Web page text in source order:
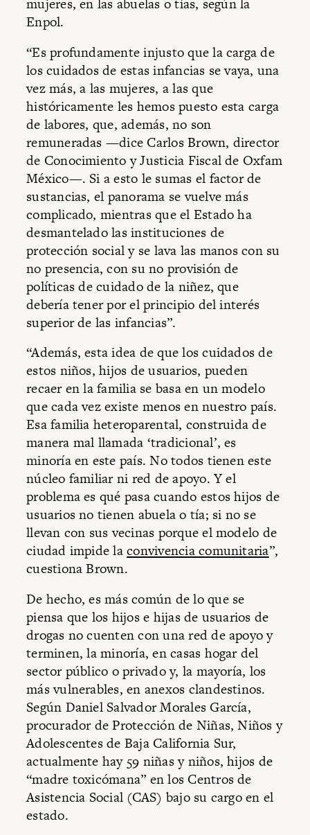
mujeres, en las abuelas o tías, según la
Enpol.
“Es profundamente injusto que la carga de
los cuidados de estas infancias se vaya, una
vez más, a las mujeres, a las que
históricamente les hemos puesto esta carga
de labores, que, además, no son
remuneradas —dice Carlos Brown, director
de Conocimiento y Justicia Fiscal de Oxfam
México—. Si a esto le sumas el factor de
sustancias, el panorama se vuelve más
complicado, mientras que el Estado ha
desmantelado las instituciones de
protección social y se lava las manos con su
no presencia, con su no provisión de
políticas de cuidado de la niñez, que
debería tener por el principio del interés
superior de las infancias”.
“Además, esta idea de que los cuidados de
estos niños, hijos de usuarios, pueden
recaer en la familia se basa en un modelo
que cada vez existe menos en nuestro país.
Esa familia heteroparental, construida de
manera mal llamada ‘tradicional’, es
minoría en este país. No todos tienen este
núcleo familiar ni red de apoyo. Y el
problema es qué pasa cuando estos hijos de
usuarios no tienen abuela o tía; si no se
llevan con sus vecinas porque el modelo de
ciudad impide laconvivencia comunitaria”,
cuestiona Brown.
De hecho, es más común de lo que se
piensa que los hijos e hijas de usuarios de
drogas no cuenten con una red de apoyo y
terminen, la minoría, en casas hogar del
sector público o privado y, la mayoría, los
más vulnerables, en anexos clandestinos.
Según Daniel Salvador Morales García,
procurador de Protección de Niñas, Niños y
Adolescentes de Baja California Sur,
actualmente hay 59 niñas y niños, hijos de
“madre toxicómana” en los Centros de
Asistencia Social (CAS) bajo su cargo en el
estado.